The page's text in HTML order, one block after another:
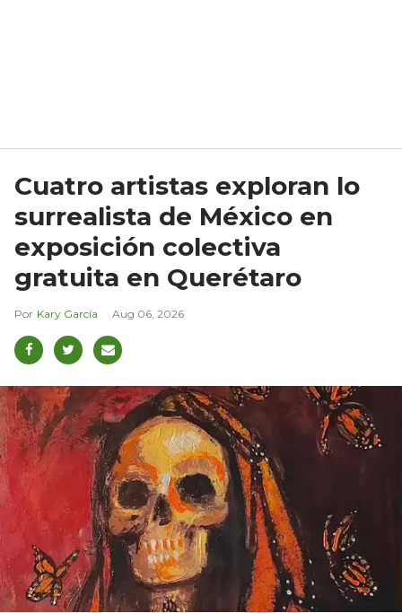
Cuatro artistas exploran lo
surrealista de México en
exposición colectiva
gratuita en Querétaro
Kary García Aug 06, 2026